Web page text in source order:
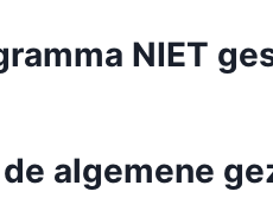
NIET
algemene